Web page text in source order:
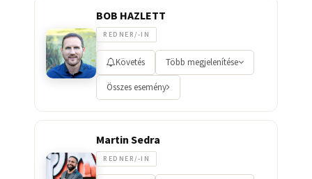
BOB HAZLETT
REDNER/-IN
Követés Több megjelenítése
Összes esemény
Martin Sedra
REDNER/-IN